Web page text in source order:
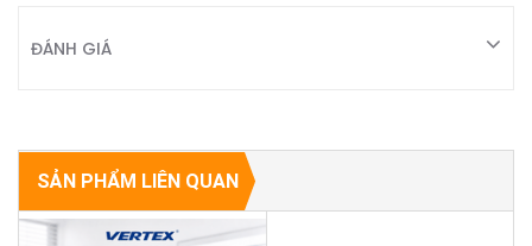
ĐÁNH GIÁ
SẢN PHẨM LIÊN QUAN